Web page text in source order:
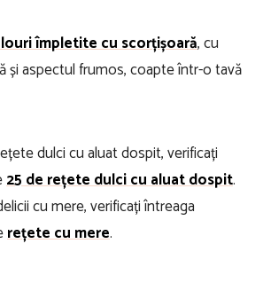
împletite cu scorțișoară, cu
și aspectul frumos, coapte într-o tavă
dulci cu aluat dospit, verificați
25 de rețete dulci cu aluat dospit.
cu mere, verificați întreaga
rețete cu mere.